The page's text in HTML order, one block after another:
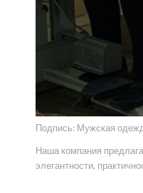
Подпись: Мужская
Наша компания
элегантности,